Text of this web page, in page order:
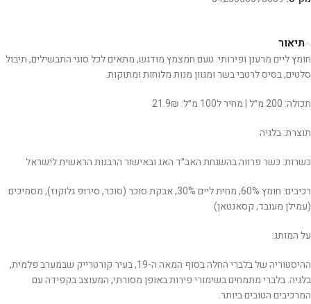
תיאור
חומץ ליים מרענן ופירותי. טעם חמצמץ מודגש, מתאים לכל סוגי התבשילים, תיבול
סלטים, בסיס לרטבי בשר ומגוון מנות מלוחות ומתוקות.
תכולה: 200 מ״ל | מחיר ל100 מ״ל: 21.9₪
תוצרת: בלגיה
כשרות: כשר פרווה בהשגחת האב״ד האג ובאישור הרבנות הראשית לישראל
רכיבים: חומץ 60%, מחית ליים 30%, אבקת סוכר (סוכר, סירופ גלוקוז), מסמיכים
(עמילן מעובד, קסאנטאן)
על המותג:
ההיסטוריה של בלברי החלה בסוף המאה ה-19, בעיר קורטרייק שבמערב פלמית,
בלגיה. בלברי מתמחים בשימורי פירות באופן מסורתי, המעוצב בקפידה עם
המרכיבים הטובים ביותר.